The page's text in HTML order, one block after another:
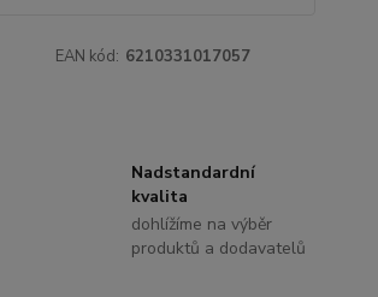
EAN kód: 6210331017057
Nadstandardní
kvalita
dohlížíme na výběr
produktů a dodavatelů